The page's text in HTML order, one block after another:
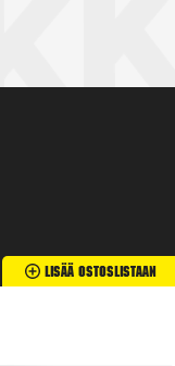
Lisää Ostoslistaan